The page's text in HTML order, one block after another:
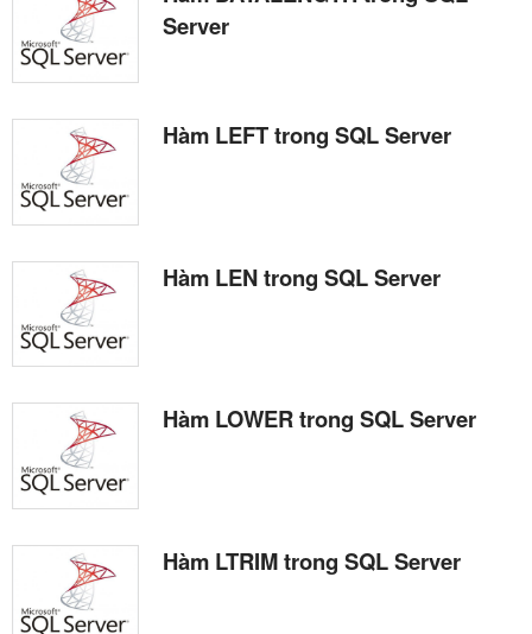
Server
Hàm LEFT trong SQL Server
Hàm LEN trong SQL Server
Hàm LOWER trong SQL Server
Hàm LTRIM trong SQL Server